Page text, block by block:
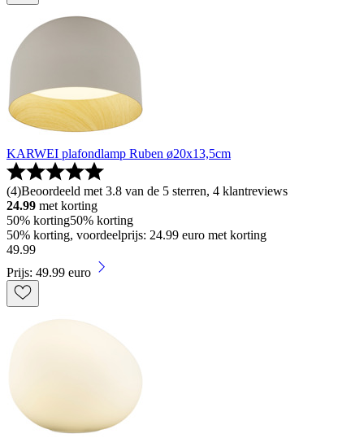
KARWEI plafondlamp Ruben ø20x13,5cm
(4)Beoordeeld met 3.8 van de 5 sterren, 4 klantreviews
24.99 met korting
50% korting50% korting
50% korting, voordeelprijs: 24.99 euro met korting
49.99
Prijs: 49.99 euro